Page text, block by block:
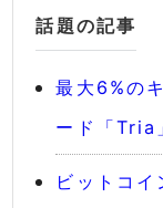
話題の記事
最大6%の
ード「Tria
ビットコ